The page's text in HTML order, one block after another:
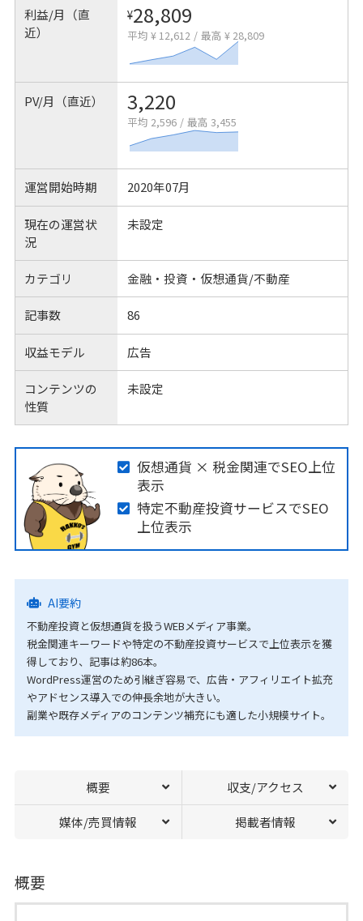
利益/月（直
近）
¥28,809
平均 ¥ 12,612 / 最高 ¥ 28,809
PV/月（直近） 3,220
平均 2,596 / 最高 3,455
運営開始時期 2020年07月
現在の運営状
況
未設定
カテゴリ 金融・投資・仮想通貨/不動産
記事数 86
収益モデル 広告
コンテンツの
性質
未設定
仮想通貨 × 税金関連でSEO上位
表示
特定不動産投資サービスでSEO
上位表示
AI要約
不動産投資と仮想通貨を扱うWEBメディア事業。
税金関連キーワードや特定の不動産投資サービスで上位表示を獲
得しており、記事は約86本。
WordPress運営のため引継ぎ容易で、広告・アフィリエイト拡充
やアドセンス導入での伸長余地が大きい。
副業や既存メディアのコンテンツ補充にも適した小規模サイト。
概要 収支/アクセス
媒体/売買情報 掲載者情報
概要